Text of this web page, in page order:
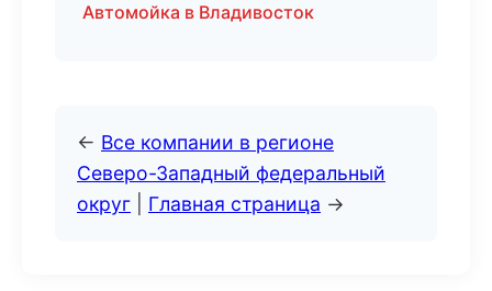
Автомойка в Владивосток
← Все компании в регионе
Северо-Западный федеральный
округ
Главная страница →